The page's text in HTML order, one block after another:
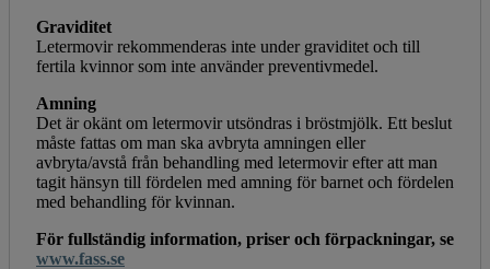
Graviditet
Letermovir rekommenderas inte under graviditet och till
fertila kvinnor som inte använder preventivmedel.
Amning
Det är okänt om letermovir utsöndras i bröstmjölk. Ett beslut
måste fattas om man ska avbryta amningen eller
avbryta/avstå från behandling med letermovir efter att man
tagit hänsyn till fördelen med amning för barnet och fördelen
med behandling för kvinnan.
För fullständig information, priser och förpackningar, se
www.fass.se